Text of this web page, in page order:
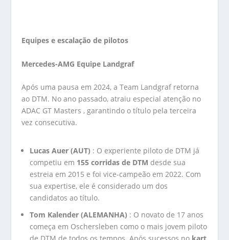
Equipes e escalação de pilotos
Mercedes-AMG Equipe Landgraf
Após uma pausa em 2024, a Team Landgraf retorna
ao DTM. No ano passado, atraiu especial atenção no
ADAC GT Masters , garantindo o título pela terceira
vez consecutiva.
Lucas Auer (AUT) : O experiente piloto de DTM já
competiu em 155 corridas de DTM desde sua
estreia em 2015 e foi vice-campeão em 2022. Com
sua expertise, ele é considerado um dos
candidatos ao título.
Tom Kalender (ALEMANHA) : O novato de 17 anos
começa em Oschersleben como o mais jovem piloto